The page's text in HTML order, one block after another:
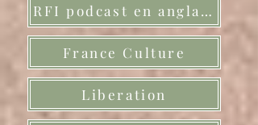
RFI podcast en anglais
France Culture
Liberation